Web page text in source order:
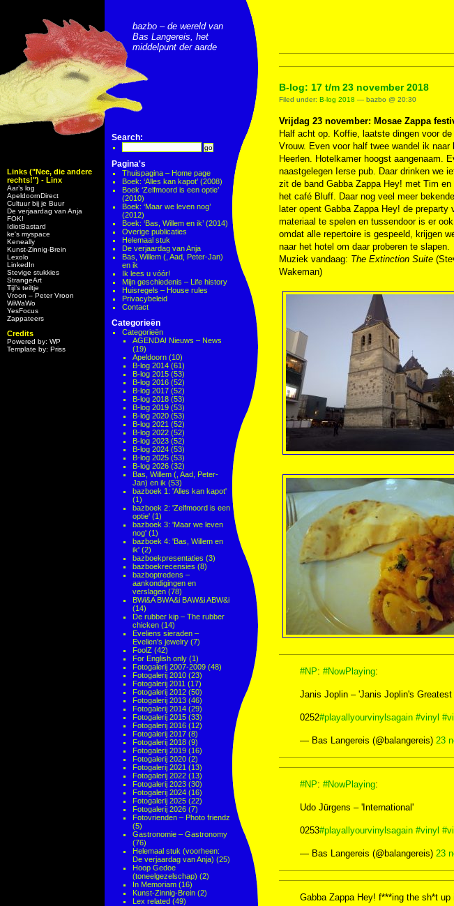
Links ("Nee, die andere
rechts!") - Linx
Aar’s log
ApeldoornDirect
Cultuur bij je Buur
De verjaardag van Anja
FOK!
IdiotBastard
ke's myspace
Keneally
Kunst-Zinnig-Brein
Lexolo
LinkedIn
Stevige stukkies
StrangeArt
Tijl’s teiltje
Vroon – Peter Vroon
WiWaWo
YesFocus
Zappateers
Credits
Powered by: WP
Template by: Priss
bazbo – de wereld van
Bas Langereis, het
middelpunt der aarde
Search:
Pagina's
Thuispagina – Home page
Boek: ‘Alles kan kapot’ (2008)
Boek ‘Zelfmoord is een optie’
(2010)
Boek: ‘Maar we leven nog’
(2012)
Boek: ‘Bas, Willem en ik’ (2014)
Overige publicaties
Helemaal stuk
De verjaardag van Anja
Bas, Willem (, Aad, Peter-Jan)
en ik
Ik lees u vóór!
Mijn geschiedenis – Life history
Huisregels – House rules
Privacybeleid
Contact
Categorieën
Categorieën
AGENDA! Nieuws – News
(19)
Apeldoorn (10)
B-log 2014 (61)
B-log 2015 (53)
B-log 2016 (52)
B-log 2017 (52)
B-log 2018 (53)
B-log 2019 (53)
B-log 2020 (53)
B-log 2021 (52)
B-log 2022 (52)
B-log 2023 (52)
B-log 2024 (53)
B-log 2025 (53)
B-log 2026 (32)
Bas, Willem (, Aad, Peter-
Jan) en ik (53)
bazboek 1: 'Alles kan kapot'
(1)
bazboek 2: 'Zelfmoord is een
optie' (1)
bazboek 3: 'Maar we leven
nog' (1)
bazboek 4: 'Bas, Willem en
ik' (2)
bazboekpresentaties (3)
bazboekrecensies (8)
bazboptredens –
aankondigingen en
verslagen (78)
BWi&A BWA&i BAW&i ABW&i
(14)
De rubber kip – The rubber
chicken (14)
Eveliens sieraden –
Evelien's jewelry (7)
FoolZ (42)
For English only (1)
Fotogalerij 2007-2009 (48)
Fotogalerij 2010 (23)
Fotogalerij 2011 (17)
Fotogalerij 2012 (50)
Fotogalerij 2013 (46)
Fotogalerij 2014 (29)
Fotogalerij 2015 (33)
Fotogalerij 2016 (12)
Fotogalerij 2017 (8)
Fotogalerij 2018 (9)
Fotogalerij 2019 (16)
Fotogalerij 2020 (2)
Fotogalerij 2021 (13)
Fotogalerij 2022 (13)
Fotogalerij 2023 (30)
Fotogalerij 2024 (16)
Fotogalerij 2025 (22)
Fotogalerij 2026 (7)
Fotovrienden – Photo friendz
(5)
Gastronomie – Gastronomy
(76)
Helemaal stuk (voorheen:
De verjaardag van Anja) (25)
Hoop Gedoe
(toneelgezelschap) (2)
In Memoriam (16)
Kunst-Zinnig-Brein (2)
Lex related (49)
B-log: 17 t/m 23 november 2018
Filed under: B-log 2018 — bazbo @ 20:30
Vrijdag 23 november: Mosae Zappa
Half acht op. Koffie, laatste dingen voor
Vrouw. Even voor half twee wandel ik
Heerlen. Hotelkamer hoogst aangenaam.
naastgelegen Ierse pub. Daar drinken we
zit de band Gabba Zappa Hey! met Tim
het café Bluff. Daar nog veel meer
later opent Gabba Zappa Hey! de
materiaal te spelen en tussendoor is er
omdat alle repertoire is gespeeld, krijgen
naar het hotel om daar proberen te slapen.
Muziek vandaag: The Extinction Suite
Wakeman)
#NP: #NowPlaying:
Janis Joplin – 'Janis Joplin's Greatest
0252#playallyourvinylsagain #vinyl
— Bas Langereis (@balangereis) 23
#NP: #NowPlaying:
Udo Jürgens – 'International'
0253#playallyourvinylsagain #vinyl
— Bas Langereis (@balangereis) 23
Gabba Zappa Hey! f***ing the sh*t